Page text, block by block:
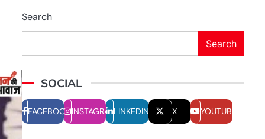
Search
Search
SOCIAL
FACEBOOKINSTAGRAMLINKEDIN X YOUTUBE